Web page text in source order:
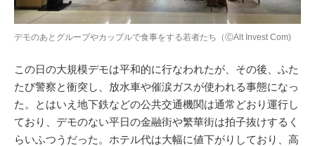
デモのあとグループやカップルで食事をする若者たち（ⒸAlt Invest Com)
この日の大規模デモは平和的に行なわれたが、その後、ふた
たび警察と衝突し、放水車や催涙ガスが使われる事態になっ
た。とはいえ地下鉄などの公共交通機関は通常どおり運行し
ており、デモのない平日の金融街や繁華街は拍子抜けするく
らいふつうだった。ホテル代は大幅に値下がりしており、高